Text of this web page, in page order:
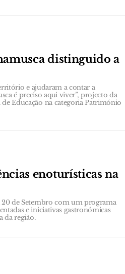
distinguido a
e ajudaram a contar a
é preciso aqui viver”, projecto da
Educação na categoria Património
enoturísticas na
20 de Setembro com um programa
e iniciativas gastronómicas
da região.